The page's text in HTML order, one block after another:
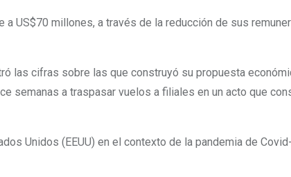
US$70 millones, a través de la reducción de sus
las cifras sobre las que construyó su propuesta
semanas a traspasar vuelos a filiales en un acto que
Unidos (EEUU) en el contexto de la pandemia de